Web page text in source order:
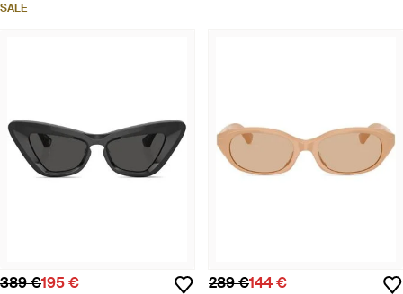
SALE
389 €195 € 289 €144 €